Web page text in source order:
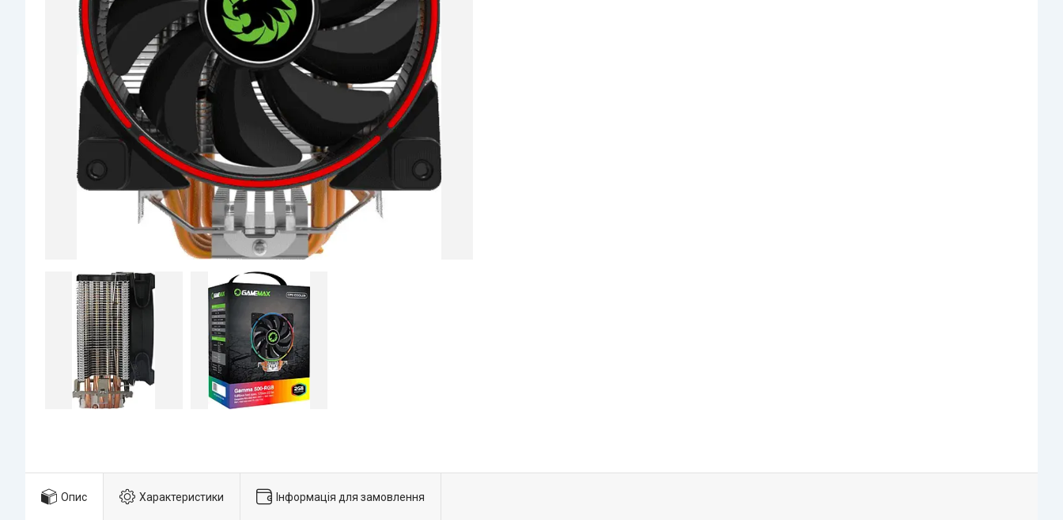
Опис Характеристики Інформація для замовлення